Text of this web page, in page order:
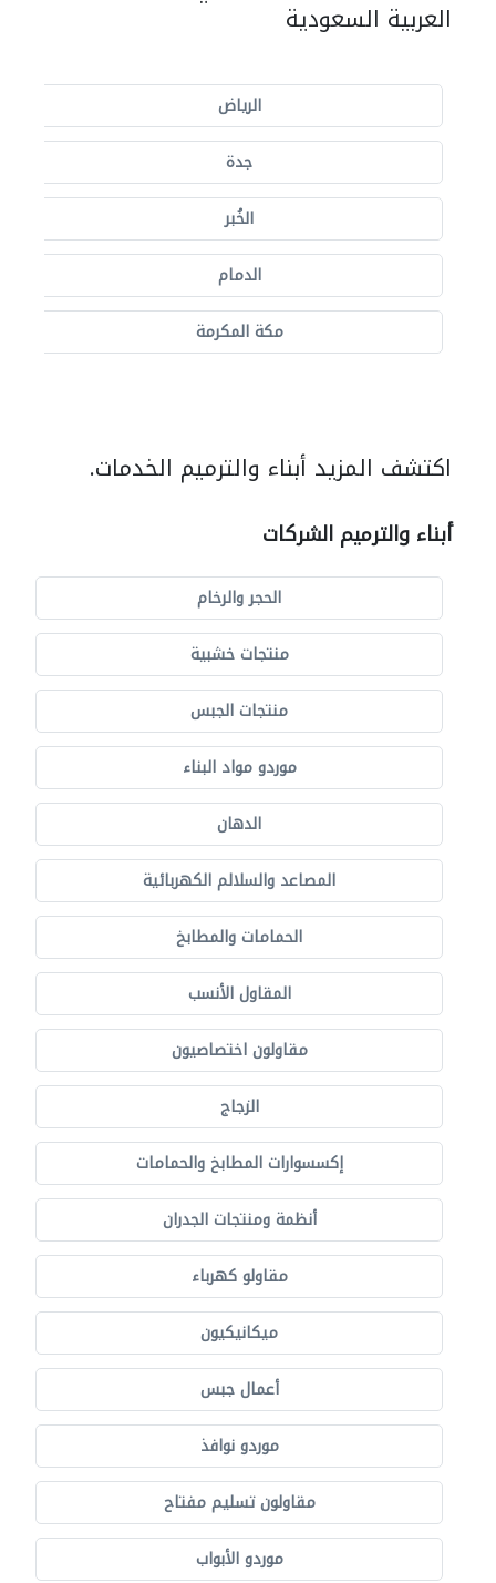
العربية السعودية
الرياض
جدة
الخُبر
الدمام
مكة المكرمة
اكتشف المزيد أبناء والترميم الخدمات.
أبناء والترميم الشركات
الحجر والرخام
منتجات خشبية
منتجات الجبس
موردو مواد البناء
الدهان
المصاعد والسلالم الكهربائية
الحمامات والمطابخ
المقاول الأنسب
مقاولون اختصاصيون
الزجاج
إكسسوارات المطابخ والحمامات
أنظمة ومنتجات الجدران
مقاولو كهرباء
ميكانيكيون
أعمال جبس
موردو نوافذ
مقاولون تسليم مفتاح
موردو الأبواب